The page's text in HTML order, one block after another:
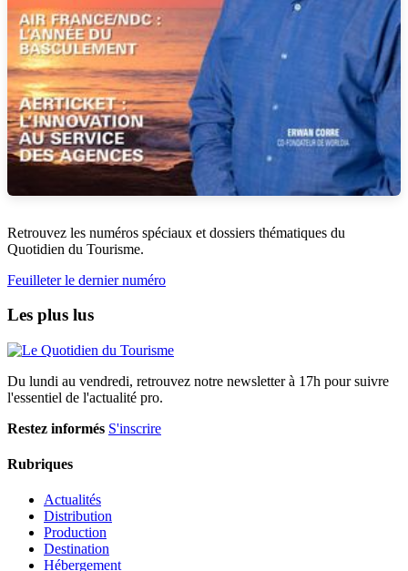
Retrouvez les numéros spéciaux et dossiers thématiques du
Quotidien du Tourisme.
Feuilleter le dernier numéro
Les plus lus
Du lundi au vendredi, retrouvez notre newsletter à 17h pour suivre
l'essentiel de l'actualité pro.
Restez informés S'inscrire
Rubriques
Actualités
Distribution
Production
Destination
Hébergement